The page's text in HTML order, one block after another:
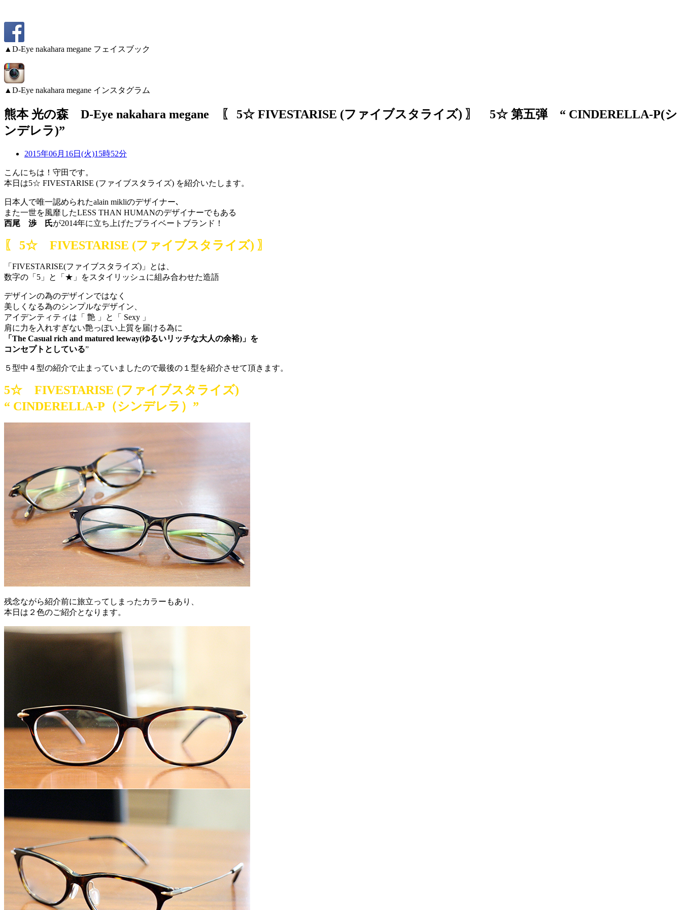
▲D-Eye nakahara megane フェイスブック
▲D-Eye nakahara megane インスタグラム
熊本 光の森 D-Eye nakahara megane 〖 5☆ FIVESTARISE (ファイブスタライズ) 〗 5☆ 第五弾 “ CINDERELLA-P(シ
ンデレラ)”
2015年06月16日(火)15時52分
こんにちは！守田です。
本日は5☆ FIVESTARISE (ファイブスタライズ) を紹介いたします。
日本人で唯一認められたalain mikliのデザイナー､
また一世を風靡したLESS THAN HUMANのデザイナーでもある
西尾 渉 氏が2014年に立ち上げたプライベートブランド！
〖 5☆ FIVESTARISE (ファイブスタライズ) 〗
「FIVESTARISE(ファイブスタライズ)」とは、
数字の「5」と「★」をスタイリッシュに組み合わせた造語
デザインの為のデザインではなく
美しくなる為のシンプルなデザイン、
アイデンティティは「 艶 」と「 Sexy 」
肩に力を入れすぎない艶っぽい上質を届ける為に
「The Casual rich and matured leeway(ゆるいリッチな大人の余裕)」を
コンセプトとしている”
５型中４型の紹介で止まっていましたので最後の１型を紹介させて頂きます。
5☆ FIVESTARISE (ファイブスタライズ)
“ CINDERELLA-P（シンデレラ）”
残念ながら紹介前に旅立ってしまったカラーもあり、
本日は２色のご紹介となります。